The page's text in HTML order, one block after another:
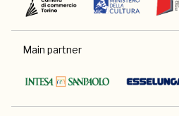
Main partner